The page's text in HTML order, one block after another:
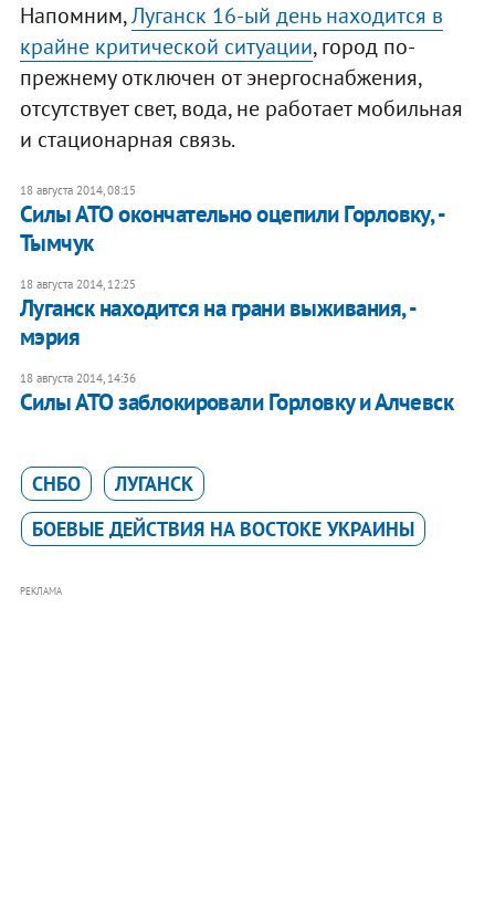
Напомним,Луганск 16-ый день находится в
крайне критической ситуации, город по-
прежнему отключен от энергоснабжения,
отсутствует свет, вода, не работает мобильная
и стационарная связь.
18 августа 2014, 08:15
Силы АТО окончательно оцепили Горловку, -
Тымчук
18 августа 2014, 12:25
Луганск находится на грани выживания, -
мэрия
18 августа 2014, 14:36
Силы АТО заблокировали Горловку и Алчевск
СНБО
ЛУГАНСК
БОЕВЫЕ ДЕЙСТВИЯ НА ВОСТОКЕ УКРАИНЫ
РЕКЛАМА